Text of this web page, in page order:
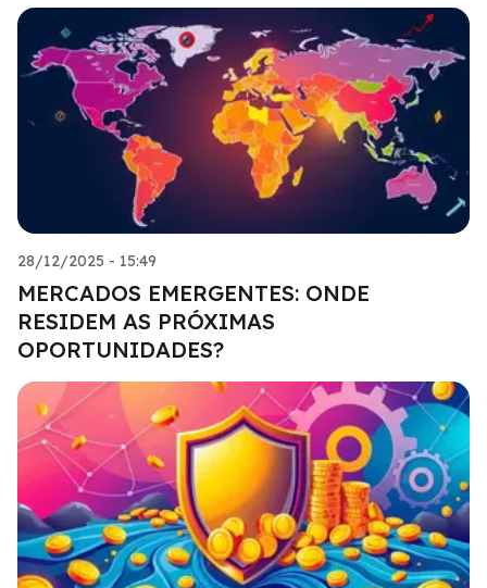
28/12/2025 - 15:49
MERCADOS EMERGENTES: ONDE
RESIDEM AS PRÓXIMAS
OPORTUNIDADES?